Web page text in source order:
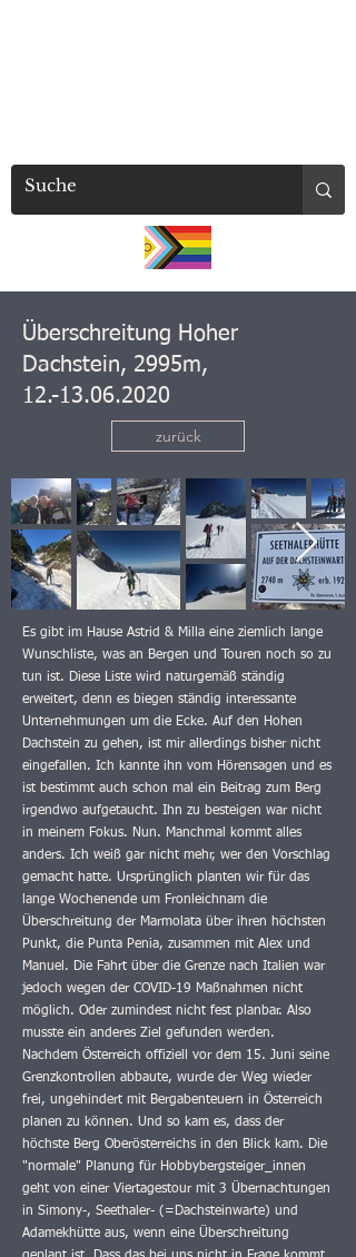
Überschreitung Hoher
Dachstein, 2995m,
12.-13.06.2020
zurück
Es gibt im Hause Astrid & Milla eine ziemlich lange
Wunschliste, was an Bergen und Touren noch so zu
tun ist. Diese Liste wird naturgemäß ständig
erweitert, denn es biegen ständig interessante
Unternehmungen um die Ecke. Auf den Hohen
Dachstein zu gehen, ist mir allerdings bisher nicht
eingefallen. Ich kannte ihn vom Hörensagen und es
ist bestimmt auch schon mal ein Beitrag zum Berg
irgendwo aufgetaucht. Ihn zu besteigen war nicht
in meinem Fokus. Nun. Manchmal kommt alles
anders. Ich weiß gar nicht mehr, wer den Vorschlag
gemacht hatte. Ursprünglich planten wir für das
lange Wochenende um Fronleichnam die
Überschreitung der Marmolata über ihren höchsten
Punkt, die Punta Penia, zusammen mit Alex und
Manuel. Die Fahrt über die Grenze nach Italien war
jedoch wegen der COVID-19 Maßnahmen nicht
möglich. Oder zumindest nicht fest planbar. Also
musste ein anderes Ziel gefunden werden.
Nachdem Österreich offiziell vor dem 15. Juni seine
Grenzkontrollen abbaute, wurde der Weg wieder
frei, ungehindert mit Bergabenteuern in Österreich
planen zu können. Und so kam es, dass der
höchste Berg Oberösterreichs in den Blick kam. Die
"normale" Planung für Hobbybergsteiger_innen
geht von einer Viertagestour mit 3 Übernachtungen
in Simony-, Seethaler- (=Dachsteinwarte) und
Adamekhütte aus, wenn eine Überschreitung